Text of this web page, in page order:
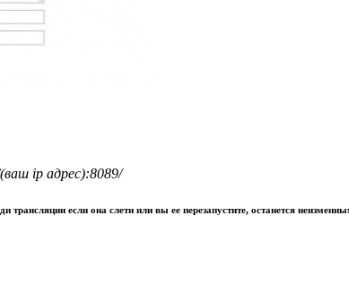
ip адрес):8089/
трансляции если она слети или вы ее перезапустите, останется